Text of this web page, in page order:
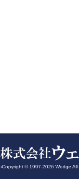
‹Copyright © 1997-2026 Wedge All